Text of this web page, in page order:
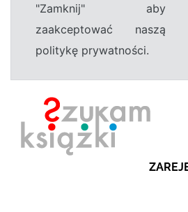
"Zamknij" aby
zaakceptować naszą
politykę prywatności.